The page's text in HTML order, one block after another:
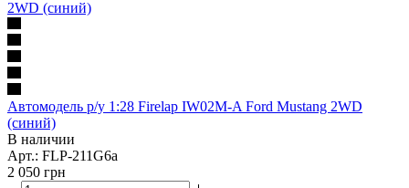
Автомодель р/у 1:28 Firelap IW02M-A Ford Mustang 2WD
(синий)
В наличии
Арт.: FLP-211G6a
2 050 грн